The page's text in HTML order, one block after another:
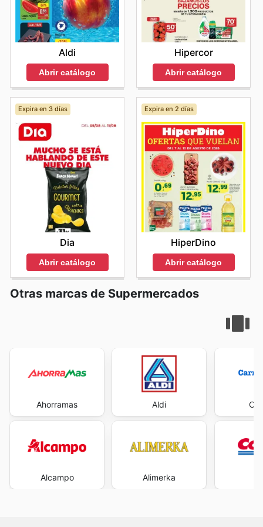
simple venta de productos; buscan construir una
relación duradera basada en la confianza y el beneficio
mutuo, donde el ahorro sea una constante y la calidad
una garantía. Visita Proxi's website today to explore the
best deals and start saving now.
Aldi
Abrir catálogo
Hipercor
Abrir catálogo
Expira en 3 días
Dia
Abrir catálogo
Expira en 2 días
HiperDino
Abrir catálogo
Otras marcas de Supermercados
Ahorramas
Alcampo
Aldi
Alimerka